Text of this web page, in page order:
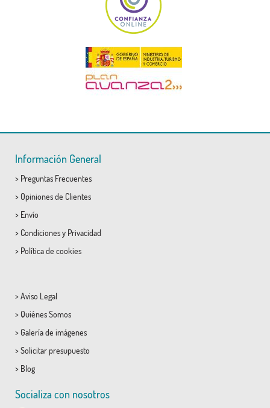
Información General
> Preguntas Frecuentes
> Opiniones de Clientes
> Envío
> Condicionesy Privacidad
> Política de cookies
> Aviso Legal
> Quiénes Somos
> Galería de imágenes
> Solicitar presupuesto
> Blog
Socializa con nosotros